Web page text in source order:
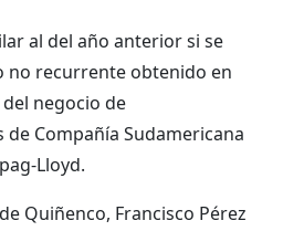
al del año anterior si se
no recurrente obtenido en
negocio de
Compañía Sudamericana
Lloyd.
Quiñenco, Francisco Pérez